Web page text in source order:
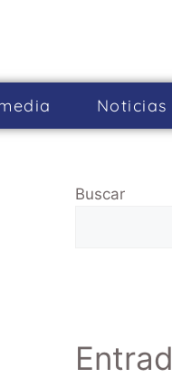
Noticias
Buscar